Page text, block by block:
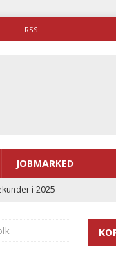
RSS
JOBMARKED
i 2025
kørsler over